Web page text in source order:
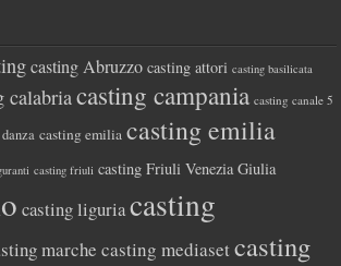
casting Abruzzo casting attori casting basilicata
calabriacasting campania casting canale 5
casting emilia casting emilia
casting friuli casting Friuli Venezia Giulia
casting liguriacasting
marche casting mediasetcasting